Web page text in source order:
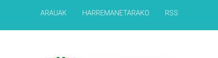
ARAUAK HARREMANETARAKO RSS